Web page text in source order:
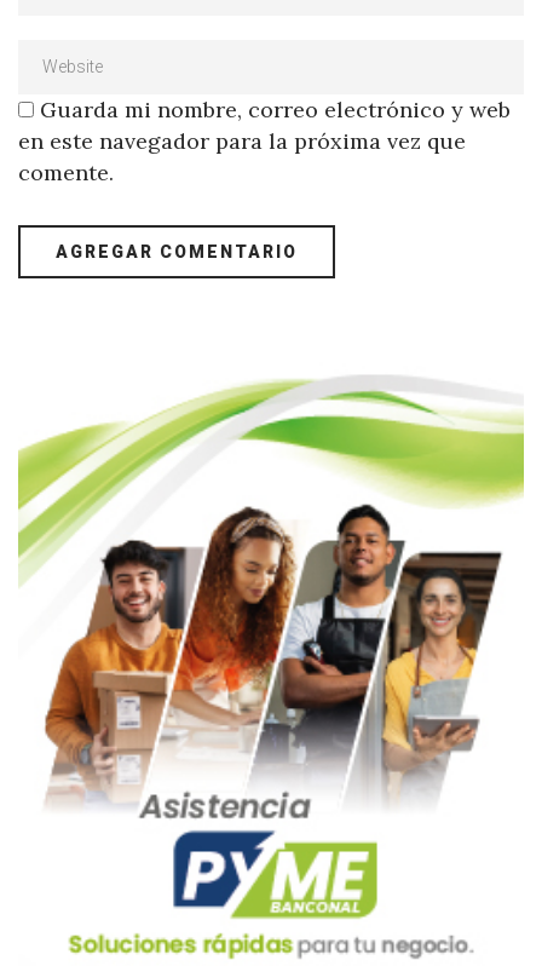
Guarda mi nombre, correo electrónico y web
en este navegador para la próxima vez que
comente.